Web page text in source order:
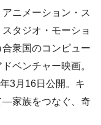
ニメーション・ス
タジオ・モーショ
衆国のコンピュー
ベンチャー映画。
3月16日公開。キ
―家族をつなぐ、奇